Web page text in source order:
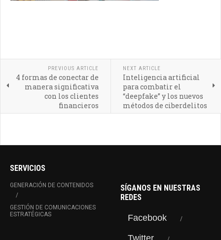
PREVIOUS ARTICLE
4 formas de conectar de
manera significativa
con los clientes
financieros
NEXT ARTICLE
Inteligencia artificial
para combatir el
“deepfake” y los nuevos
métodos de ciberdelitos
SERVICIOS
GENERACIÓN DE CONTENIDOS
GESTIÓN DE COMUNICACIONES
ESTRATÉGICAS
SÍGANOS EN NUESTRAS
REDES
Facebook